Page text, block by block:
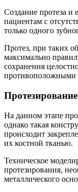
Создание протеза и
пациентам с
только одного
Протез, при таких
максимально
сохранения
противоположными
Протезирование
На данном этапе
однако такая
происходит
их костной тканью.
Техническое
протезирования,
металлического